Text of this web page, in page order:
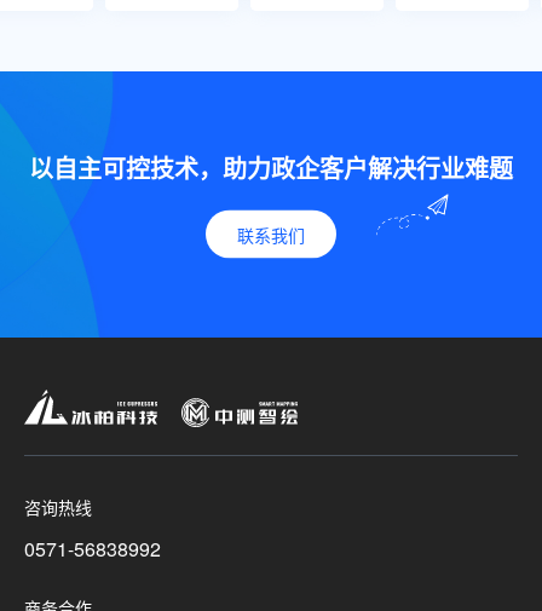
以自主可控技术，助力政企客户解决行业难题
联系我们
咨询热线
0571-56838992